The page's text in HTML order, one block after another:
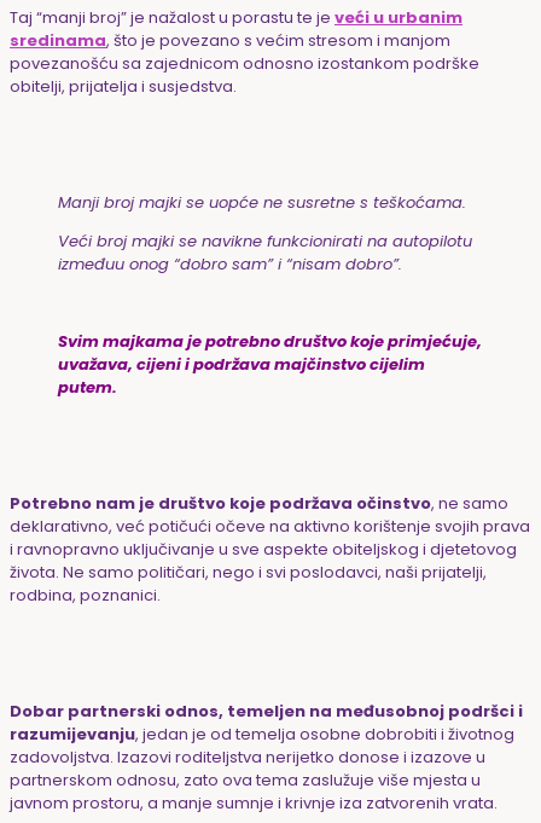
Taj “manji broj” je nažalost u porastu te je veći u urbanim
sredinama, što je povezano s većim stresom i manjom
povezanošću sa zajednicom odnosno izostankom podrške
obitelji, prijatelja i susjedstva.
Manji broj majki se uopće ne susretne s teškoćama.
Veći broj majki se navikne funkcionirati na autopilotu
izmeđuu onog “dobro sam” i “nisam dobro”.
Svim majkama je potrebno društvo koje primjećuje,
uvažava, cijeni i podržava majčinstvo cijelim
putem.
Potrebno nam je društvo koje podržava očinstvo, ne samo
deklarativno, već potičući očeve na aktivno korištenje svojih prava
i ravnopravno uključivanje u sve aspekte obiteljskog i djetetovog
života. Ne samo političari, nego i svi poslodavci, naši prijatelji,
rodbina, poznanici.
Dobar partnerski odnos, temeljen na međusobnoj podršci i
razumijevanju, jedan je od temelja osobne dobrobiti i životnog
zadovoljstva. Izazovi roditeljstva nerijetko donose i izazove u
partnerskom odnosu, zato ova tema zaslužuje više mjesta u
javnom prostoru, a manje sumnje i krivnje iza zatvorenih vrata.